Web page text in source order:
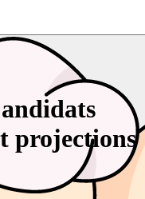
projections